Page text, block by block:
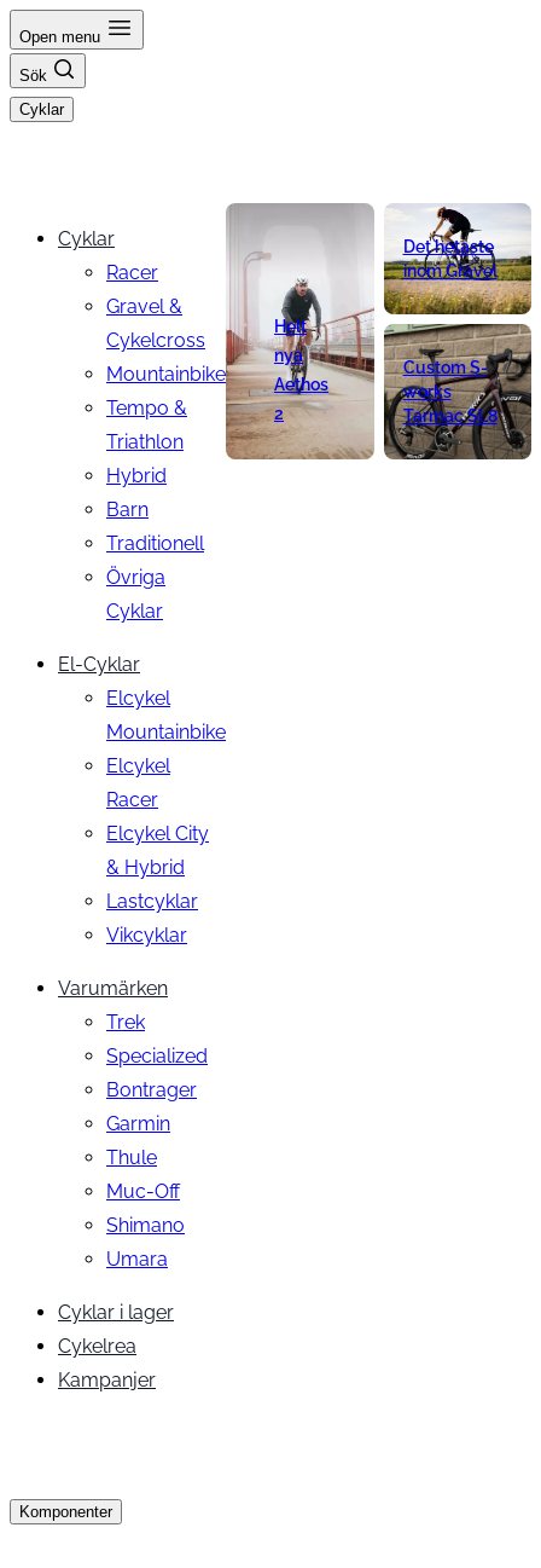
Hoppa
till
innehåll
Open menu
Sök
Cyklar
Cyklar
Racer
Gravel &
Cykelcross
Mountainbike
Tempo &
Triathlon
Hybrid
Barn
Traditionell
Övriga
Cyklar
El-Cyklar
Elcykel
Mountainbike
Elcykel
Racer
Elcykel City
& Hybrid
Lastcyklar
Vikcyklar
Varumärken
Trek
Specialized
Bontrager
Garmin
Thule
Muc-Off
Shimano
Umara
Cyklar i lager
Cykelrea
Kampanjer
Helt
nya
Aethos
2
Det hetaste
inom Gravel
Custom S-
works
Tarmac SL8
Komponenter